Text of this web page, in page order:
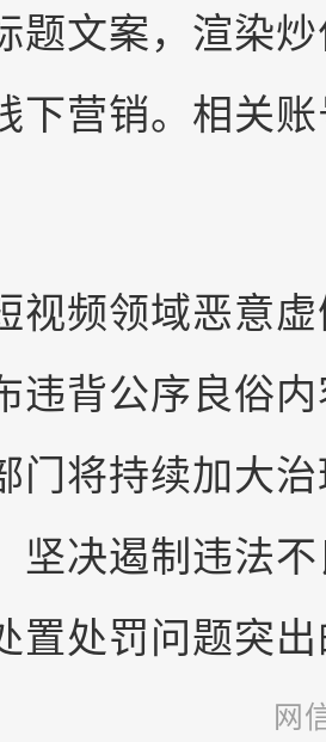
题文案，渲染
下营销。相关
频领域恶意虚
违背公序良俗
门将持续加大
坚决遏制违法
置处罚问题突
网